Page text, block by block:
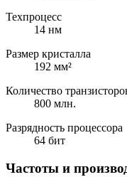
Техпроцесс
14 нм
Размер кристалла
192 мм²
Количество
800 млн.
Разрядность процессора
64 бит
Частоты и